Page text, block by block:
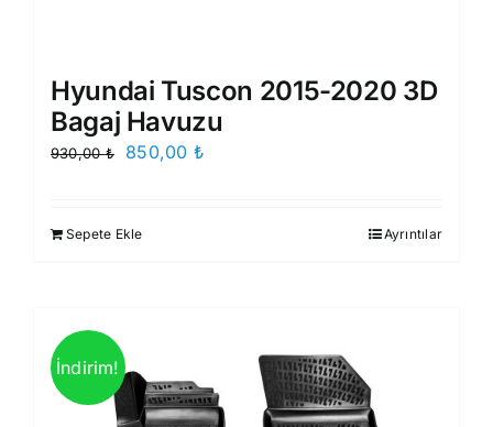
Hyundai Tuscon 2015-2020 3D
Bagaj Havuzu
930,00₺
Orijinal
850,00 ₺
Sepete Ekle Ayrıntılar
İndirim!